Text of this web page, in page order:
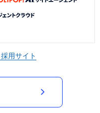
採用サイト